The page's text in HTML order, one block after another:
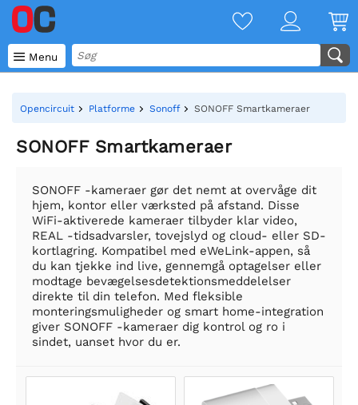
 Menu
Opencircuit Platforme Sonoff SONOFF Smartkameraer
SONOFF Smartkameraer
SONOFF -kameraer gør det nemt at overvåge dit
hjem, kontor eller værksted på afstand. Disse
WiFi-aktiverede kameraer tilbyder klar video,
REAL -tidsadvarsler, tovejslyd og cloud- eller SD-
kortlagring. Kompatibel med eWeLink-appen, så
du kan tjekke ind live, gennemgå optagelser eller
modtage bevægelsesdetektionsmeddelelser
direkte til din telefon. Med fleksible
monteringsmuligheder og smart home-integration
giver SONOFF -kameraer dig kontrol og ro i
sindet, uanset hvor du er.